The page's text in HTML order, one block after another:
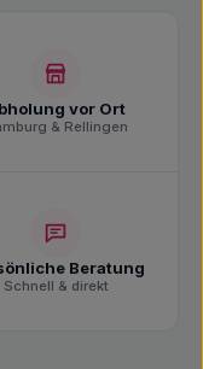
vor Ort
& Rellingen
Beratung
Schnell & direkt